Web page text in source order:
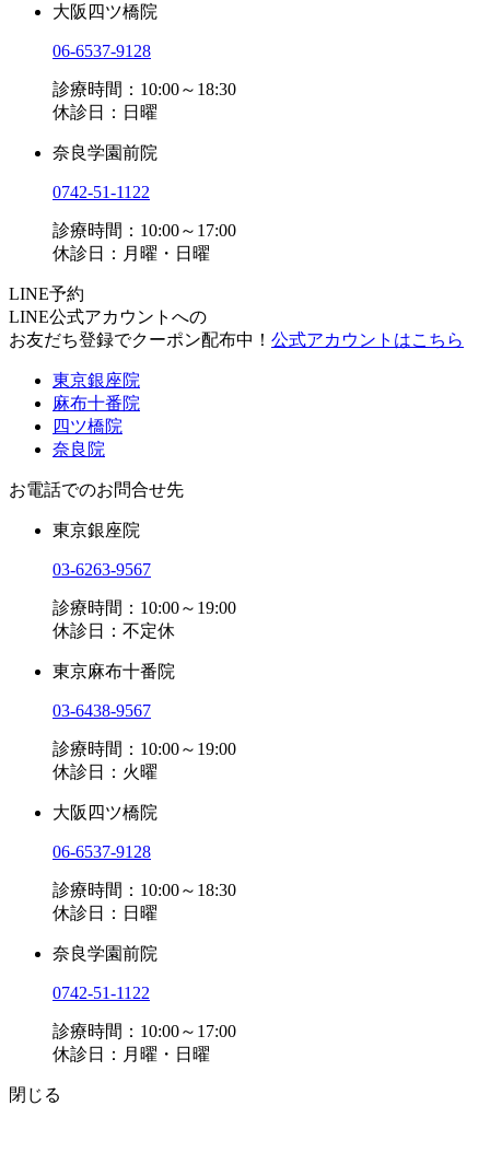
大阪四ツ橋院
06-6537-9128
診療時間：10:00～18:30
休診日：日曜
奈良学園前院
0742-51-1122
診療時間：10:00～17:00
休診日：月曜・日曜
LINE予約
LINE公式アカウントへの
お友だち登録でクーポン配布中！ 公式アカウントはこちら
東京銀座院
麻布十番院
四ツ橋院
奈良院
お電話でのお問合せ先
東京銀座院
03-6263-9567
診療時間：10:00～19:00
休診日：不定休
東京麻布十番院
03-6438-9567
診療時間：10:00～19:00
休診日：火曜
大阪四ツ橋院
06-6537-9128
診療時間：10:00～18:30
休診日：日曜
奈良学園前院
0742-51-1122
診療時間：10:00～17:00
休診日：月曜・日曜
閉じる